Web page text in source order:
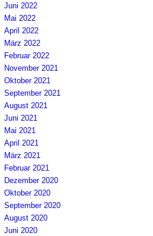
Juni 2022
Mai 2022
April 2022
März 2022
Februar 2022
November 2021
Oktober 2021
September 2021
August 2021
Juni 2021
Mai 2021
April 2021
März 2021
Februar 2021
Dezember 2020
Oktober 2020
September 2020
August 2020
Juni 2020